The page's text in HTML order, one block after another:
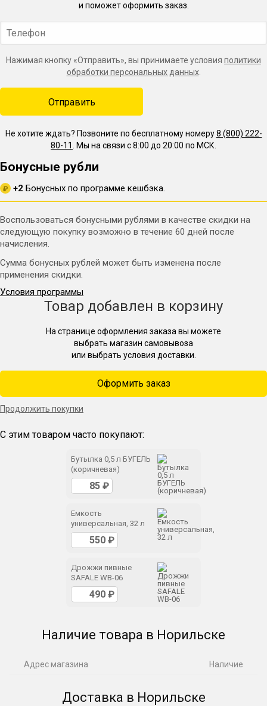
и поможет оформить заказ.
Нажимая кнопку «Отправить», вы принимаете условия политики
обработки персональных данных.
Не хотите ждать? Позвоните по бесплатному номеру8 (800) 222-
80-11. Мы на связи с 8:00 до 20:00 по МСК.
Бонусные рубли
₽ +2 Бонусных по программе кешбэка.
Воспользоваться бонусными рублями в качестве скидки на
следующую покупку возможно в течение 60 дней после
начисления.
Сумма бонусных рублей может быть изменена после
применения скидки.
Условия программы
Товар добавлен в корзину
На странице оформления заказа вы можете
выбрать магазин самовывоза
или выбрать условия доставки.
Оформить заказ
Продолжить покупки
С этим товаром часто покупают:
Бутылка 0,5 л БУГЕЛЬ
(коричневая)
Емкость
универсальная, 32 л
Дрожжи пивные
SAFALE WB-06
Наличие товара в Норильске
Адрес магазина Наличие
Доставка в Норильске